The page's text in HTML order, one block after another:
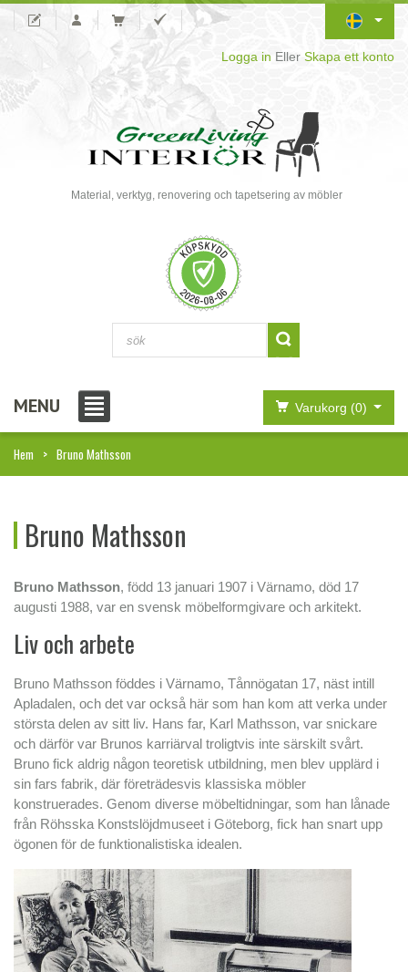
Logga in Eller Skapa ett konto
Material, verktyg, renovering och tapetsering av möbler
MENU Varukorg (0)
Hem Bruno Mathsson
Bruno Mathsson
Bruno Mathsson, född 13 januari 1907 i Värnamo, död 17
augusti 1988, var en svensk möbelformgivare och arkitekt.
Liv och arbete
Bruno Mathsson föddes i Värnamo, Tånnögatan 17, näst intill
Apladalen, och det var också här som han kom att verka under
största delen av sitt liv. Hans far, Karl Mathsson, var snickare
och därför var Brunos karriärval troligtvis inte särskilt svårt.
Bruno fick aldrig någon teoretisk utbildning, men blev upplärd i
sin fars fabrik, där företrädesvis klassiska möbler
konstruerades. Genom diverse möbeltidningar, som han lånade
från Röhsska Konstslöjdmuseet i Göteborg, fick han snart upp
ögonen för de funktionalistiska idealen.